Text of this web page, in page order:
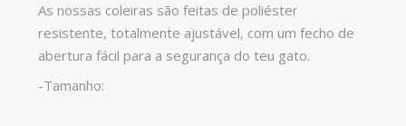
As nossas coleiras são feitas de poliéster
resistente, totalmente ajustável, com um fecho de
abertura fácil para a segurança do teu gato.
-Tamanho: